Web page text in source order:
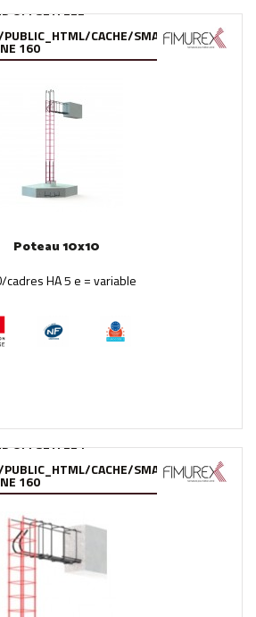
OFFSET: 222
CACHE/SMARTY/
160
Poteau 10x10
cadres HA 5 e = variable
OFFSET: 224
CACHE/SMARTY/
160